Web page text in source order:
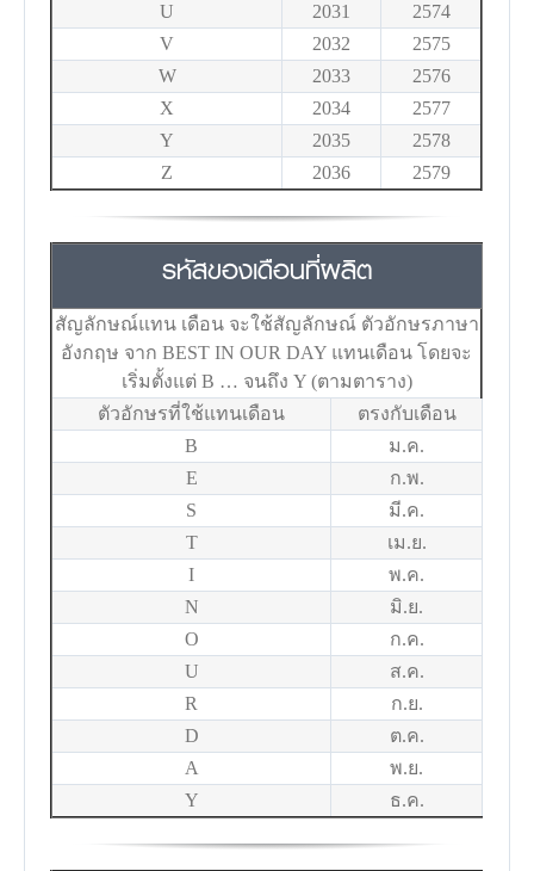
U
2031
2574
V
2032
2575
W
2033
2576
X
2034
2577
Y
2035
2578
Z
2036 2579
รหัสของเดือนที่ผลิต
สัญลักษณ์แทน เดือน จะใช้สัญลักษณ์ ตัวอักษรภาษา
อังกฤษ จาก BEST IN OUR DAY แทนเดือน โดยจะ
เริ่มตั้งแต่ B … จนถึง Y (ตามตาราง)
ตัวอักษรที่ใช้แทนเดือน
ตรงกับเดือน
B
ม.ค.
E
ก.พ.
S
มี.ค.
T
เม.ย.
I
พ.ค.
N
มิ.ย.
O
ก.ค.
U
ส.ค.
R
ก.ย.
D
ต.ค.
A
พ.ย.
Y
ธ.ค.